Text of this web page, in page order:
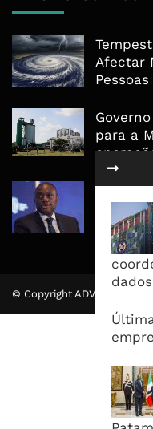
dados
Afectar
para a
CEO do
facilite
© Copyright ADVALUE.